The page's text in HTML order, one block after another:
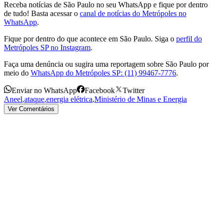
Receba notícias de São Paulo no seu WhatsApp e fique por dentro
de tudo! Basta acessar o canal de notícias do Metrópoles no
WhatsApp.
Fique por dentro do que acontece em São Paulo. Siga o perfil do
Metrópoles SP no Instagram.
Faça uma denúncia ou sugira uma reportagem sobre São Paulo por
meio do WhatsApp do Metrópoles SP: (11) 99467-7776.
Enviar no WhatsApp Facebook
Twitter
Aneel,ataque,energia elétrica,Ministério de Minas e Energia
Ver Comentários